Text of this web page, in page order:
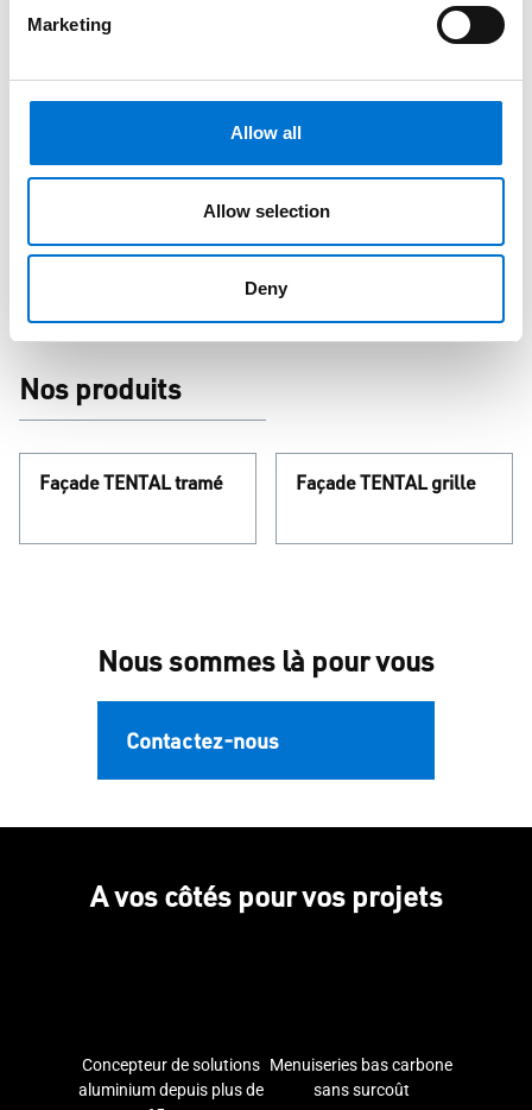
Marketing
Allow all
Allow selection
Deny
fiable, garantissant une sécurité optimale de nos produits.
Appui technique sur mesure
Pour sécuriser toutes les étapes du projet, de l’étude à la
pose, TECHNAL propose un accompagnement sur mesure.
professionnels et garantit la conformité des ouvrages.
Nos produits
Façade TENTAL tramé Façade TENTAL grille
Nous sommes là pour vous
Contactez-nous
A vos côtés pour vos projets
Concepteur de solutions
aluminium depuis plus de
Menuiseries bas carbone
sans surcoût